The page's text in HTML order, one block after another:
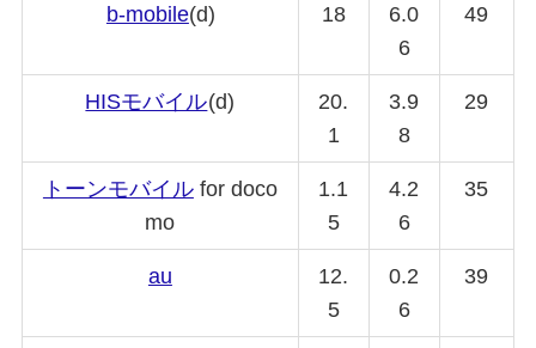
b-mobile(d) 18
6.0
6
49
HISモバイル(d)
20.
1
3.9
8
29
トーンモバイルfor doco
mo
1.1
5
4.2
6
35
au
12.
5
0.2
6
39